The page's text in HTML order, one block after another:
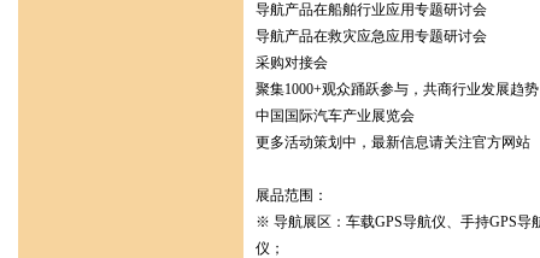
导航产品在船舶行业应用专
导航产品在救灾应急应用专题研讨会
采购对接会
聚集1000+观众踊跃参与，共
中国国际汽车产业展览会
更多活动策划中，最新信息请关注官方网站
展品范围：
※ 导航展区：车载GPS导航仪、手持GPS导
仪；